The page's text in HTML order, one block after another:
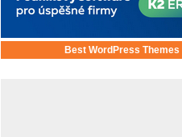
Best WordPress Themes